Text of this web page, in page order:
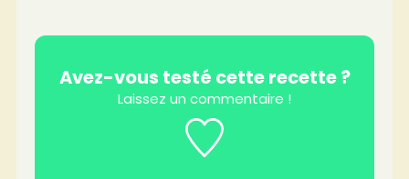
Avez-vous testé cette recette ?
Laissez un commentaire !